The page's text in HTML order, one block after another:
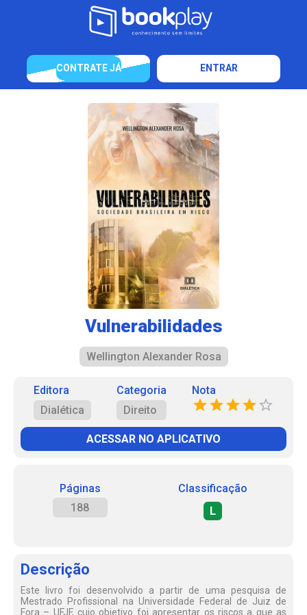
CONTRATE JÁ ENTRAR
Vulnerabilidades
Wellington Alexander Rosa
Editora
Dialética
Categoria
Direito
Nota
ACESSAR NO APLICATIVO
Páginas
188
Classificação
L
Descrição
Este livro foi desenvolvido a partir de uma pesquisa de
Mestrado Profissional na Universidade Federal de Juiz de
Fora – UFJF, cujo objetivo foi apresentar os riscos a que as